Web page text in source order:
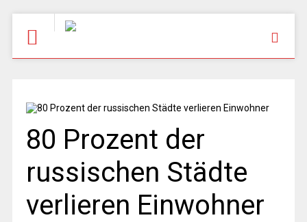
80 Prozent der
russischen Städte
verlieren Einwohner